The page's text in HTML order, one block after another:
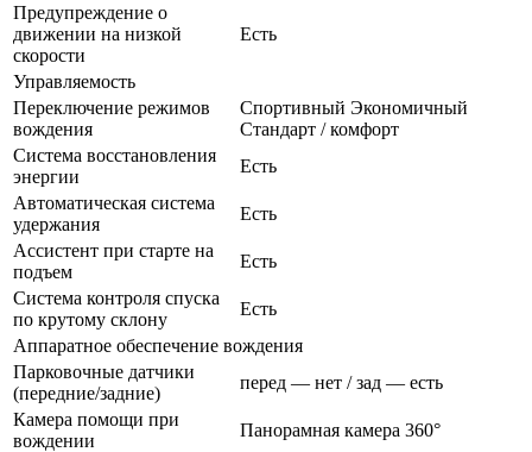
Предупреждение о
движении на низкой
скорости
Есть
Управляемость
Переключение режимов
вождения
Спортивный Экономичный
Стандарт / комфорт
Система восстановления
энергии
Есть
Автоматическая система
удержания
Есть
Ассистент при старте на
подъем
Есть
Система контроля спуска
по крутому склону
Есть
Аппаратное обеспечение вождения
Парковочные датчики
(передние/задние)
перед — нет / зад — есть
Камера помощи при
вождении
Панорамная камера 360°